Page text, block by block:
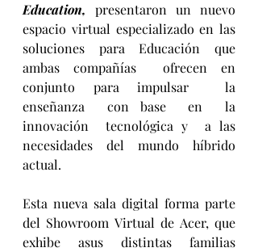
Education, presentaron un nuevo
espacio virtual especializado en las
soluciones para Educación que
ambas compañías  ofrecen en
conjunto para impulsar  la
enseñanza  con base  en  la
innovación  tecnológica y  a las
necesidades del mundo híbrido
actual.
Esta nueva sala digital forma parte
del Showroom Virtual de Acer, que
exhibe asus distintas familias